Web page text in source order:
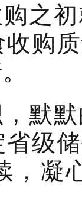
之
收购
默
级
，凝